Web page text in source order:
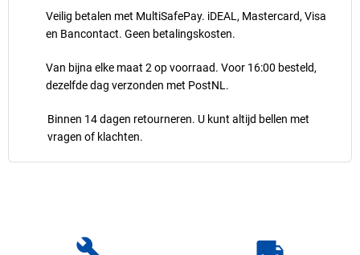
Veilig betalen met MultiSafePay. iDEAL, Mastercard, Visa
en Bancontact. Geen betalingskosten.
Van bijna elke maat 2 op voorraad. Voor 16:00 besteld,
dezelfde dag verzonden met PostNL.
Binnen 14 dagen retourneren. U kunt altijd bellen met
vragen of klachten.